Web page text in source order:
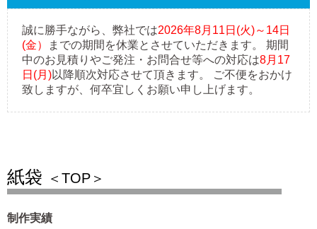
誠に勝手ながら、弊社では2026年8月11日(火)～14日
(金）
までの期間を休業とさせていただきます。 期間
中のお見積りやご発注・お問合せ等への対応は8月17
日(月)以降順次対応させて頂きます。 ご不便をおかけ
致しますが、何卒宜しくお願い申し上げます。
紙袋 ＜TOP＞
制作実績